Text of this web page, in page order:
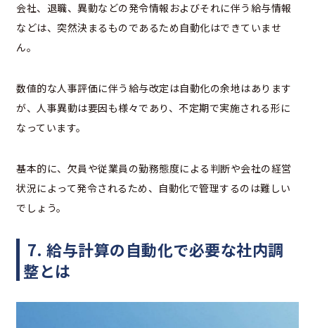
会社、退職、異動などの発令情報およびそれに伴う給与情報
などは、突然決まるものであるため自動化はできていませ
ん。
数値的な人事評価に伴う給与改定は自動化の余地はあります
が、人事異動は要因も様々であり、不定期で実施される形に
なっています。
基本的に、欠員や従業員の勤務態度による判断や会社の経営
状況によって発令されるため、自動化で管理するのは難しい
でしょう。
7. 給与計算の自動化で必要な社内調
整とは